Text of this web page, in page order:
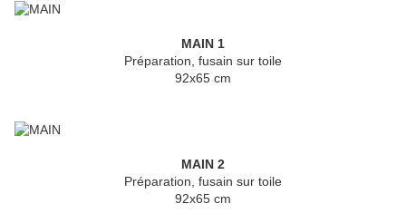
MAIN 1
Préparation, fusain sur toile
92x65 cm
MAIN 2
Préparation, fusain sur toile
92x65 cm